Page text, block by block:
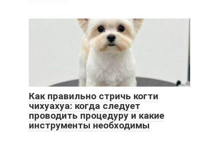
Как правильно стричь когти
чихуахуа: когда следует
проводить процедуру и какие
инструменты необходимы